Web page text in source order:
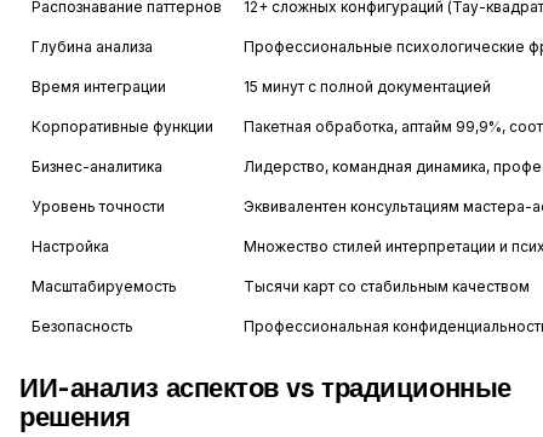
Распознавание паттернов 12+ сложных конфигураций (Тау-
Глубина анализа Профессиональные психологические
Время интеграции 15 минут с полной документацией
Корпоративные функции Пакетная обработка, аптайм 99,9%,
Бизнес-аналитика Лидерство, командная динамика,
Уровень точности Эквивалентен консультациям мастера-
Настройка Множество стилей интерпретации и
Масштабируемость Тысячи карт со стабильным качеством
Безопасность Профессиональная
ИИ-анализ аспектов vs традиционные
решения